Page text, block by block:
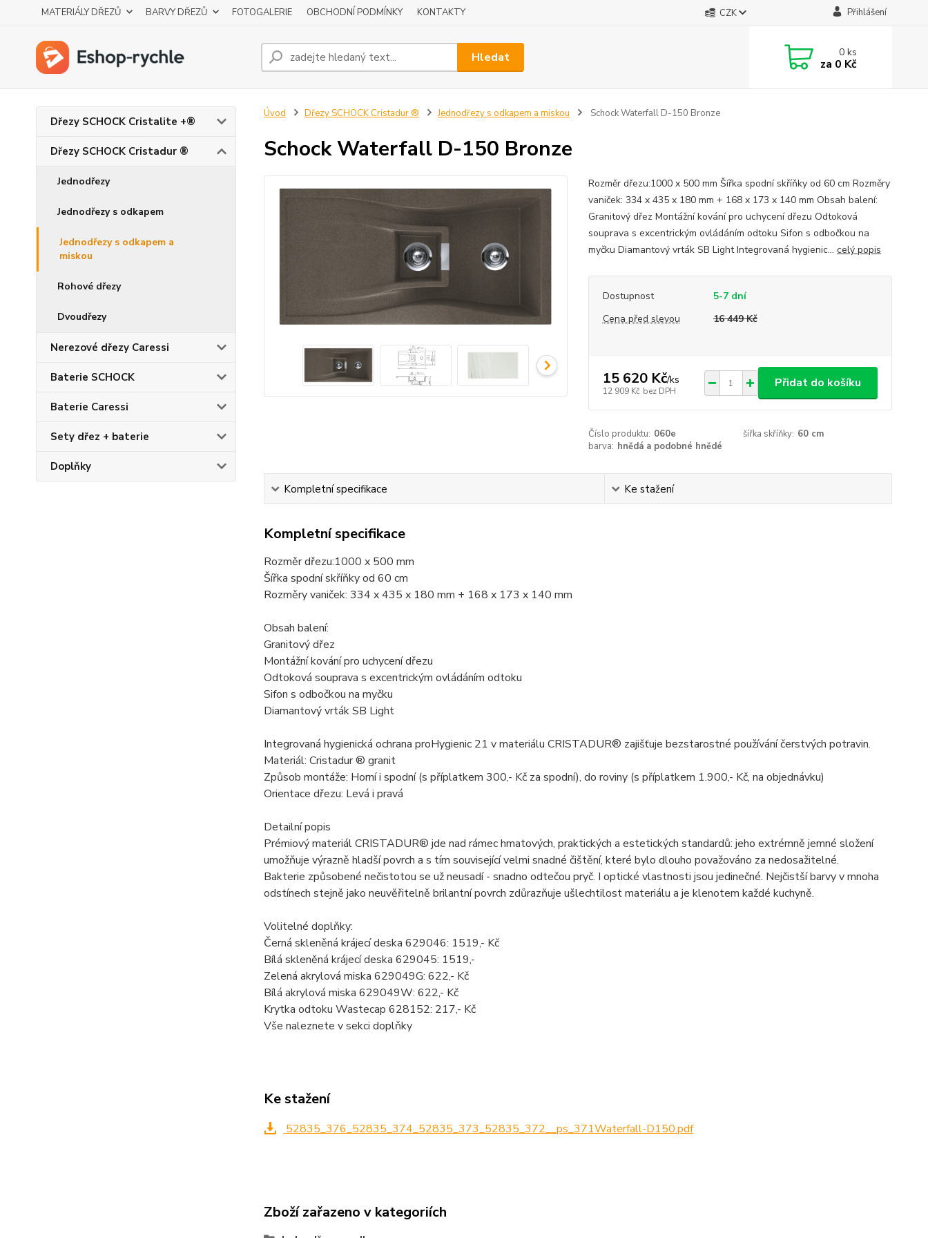
MATERIÁLY DŘEZŮ BARVY DŘEZŮ FOTOGALERIE OBCHODNÍ PODMÍNKY KONTAKTY CZK Přihlášení
Hledat 0ks
za 0 Kč
Dřezy SCHOCK Cristalite +®
Dřezy SCHOCK Cristadur ®
Jednodřezy
Jednodřezy s odkapem
Jednodřezy s odkapem a
miskou
Rohové dřezy
Dvoudřezy
Nerezové dřezy Caressi
Baterie SCHOCK
Baterie Caressi
Sety dřez + baterie
Doplňky
Úvod Dřezy SCHOCK Cristadur ® Jednodřezy s odkapem a miskou Schock Waterfall D-150 Bronze
Schock Waterfall D-150 Bronze
Rozměr dřezu:1000 x 500 mm Šířka spodní skříňky od 60 cm Rozměry
vaniček: 334 x 435 x 180 mm + 168 x 173 x 140 mm Obsah balení:
Granitový dřez Montážní kování pro uchycení dřezu Odtoková
souprava s excentrickým ovládáním odtoku Sifon s odbočkou na
myčku Diamantový vrták SB Light Integrovaná hygienic... celý popis
Dostupnost
5-7 dní
Cena před slevou
16 449 Kč
15 620 Kč/ks
12 909 Kč bez DPH
Přidat do košíku
Číslo produktu: 060e šířka skříňky: 60 cm
barva: hnědá a podobné hnědé
Kompletní specifikace Ke stažení
Kompletní specifikace
Rozměr dřezu:1000 x 500 mm
Šířka spodní skříňky od 60 cm
Rozměry vaniček: 334 x 435 x 180 mm + 168 x 173 x 140 mm
Obsah balení:
Granitový dřez
Montážní kování pro uchycení dřezu
Odtoková souprava s excentrickým ovládáním odtoku
Sifon s odbočkou na myčku
Diamantový vrták SB Light
Integrovaná hygienická ochrana proHygienic 21 v materiálu CRISTADUR® zajišťuje bezstarostné používání čerstvých potravin.
Materiál: Cristadur ® granit
Způsob montáže: Horní i spodní (s příplatkem 300,- Kč za spodní), do roviny (s příplatkem 1.900,- Kč, na objednávku)
Orientace dřezu: Levá i pravá
Detailní popis
Prémiový materiál CRISTADUR® jde nad rámec hmatových, praktických a estetických standardů: jeho extrémně jemné složení
umožňuje výrazně hladší povrch a s tím související velmi snadné čištění, které bylo dlouho považováno za nedosažitelné.
Bakterie způsobené nečistotou se už neusadí - snadno odtečou pryč. I optické vlastnosti jsou jedinečné. Nejčistší barvy v mnoha
odstínech stejně jako neuvěřitelně brilantní povrch zdůrazňuje ušlechtilost materiálu a je klenotem každé kuchyně.
Volitelné doplňky:
Černá skleněná krájecí deska 629046: 1519,- Kč
Bílá skleněná krájecí deska 629045: 1519,-
Zelená akrylová miska 629049G: 622,- Kč
Bílá akrylová miska 629049W: 622,- Kč
Krytka odtoku Wastecap 628152: 217,- Kč
Vše naleznete v sekci doplňky
Ke stažení
52835_376_52835_374_52835_373_52835_372__ps_371Waterfall-D150.pdf
Zboží zařazeno v kategoriích